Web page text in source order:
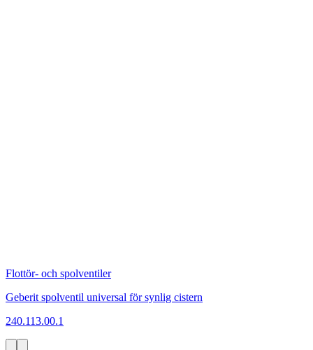
Flottör- och spolventiler
Geberit spolventil universal för synlig cistern
240.113.00.1